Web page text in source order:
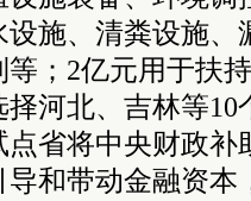
施、清粪设施、
；2亿元用于扶
河北、吉林等10
省将中央财政补
和带动金融资本